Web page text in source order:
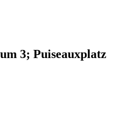
3; Puiseauxplatz